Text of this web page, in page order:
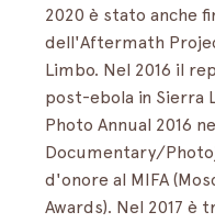
2020 è stato anche
dell'Aftermath
Limbo. Nel 2016 il
post-ebola in Sierra
Photo Annual 2016
Documentary/
d'onore al MIFA
Awards). Nel 2017 è